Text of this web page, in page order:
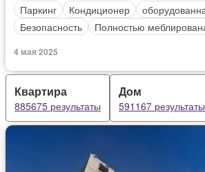
Паркинг
Кондиционер
Безопасность
Полностью
4 мая 2025
Квартира
885675 результаты
Дом
591167 результаты